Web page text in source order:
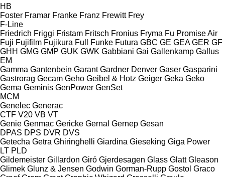
HB
Foster Framar Franke Franz Frewitt Frey
F-Line
Friedrich Friggi Fristam Fritsch Fronius Fryma Fu Promise Air
Fuji Fujifilm Fujikura Full Funke Futura GBC GE GEA GER GF
GHH GMG GMP GUK GWK Gabbiani Gai Gallenkamp Gallus
EM
Gamma Gantenbein Garant Gardner Denver Gaser Gasparini
Gastrorag Gecam Geho Geibel & Hotz Geiger Geka Geko
Gema Geminis GenPower GenSet
MCM
Genelec Generac
CTF V20 VB VT
Genie Genmac Gericke Gernal Gernep Gesan
DPAS DPS DVR DVS
Getecha Getra Ghiringhelli Giardina Gieseking Giga Power
LT PLD
Gildemeister Gillardon Giró Gjerdesagen Glass Glatt Gleason
Glimek Glunz & Jensen Godwin Gorman-Rupp Gostol Graco